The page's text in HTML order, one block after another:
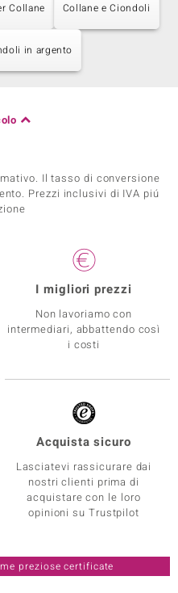
Collane Collane e Ciondoli
in argento
Il tasso di conversione
Prezzi inclusivi di IVA piú
I migliori prezzi
Non lavoriamo con
intermediari, abbattendo così
i costi
Acquista sicuro
Lasciatevi rassicurare dai
nostri clienti prima di
acquistare con le loro
opinioni su Trustpilot
preziose certificate